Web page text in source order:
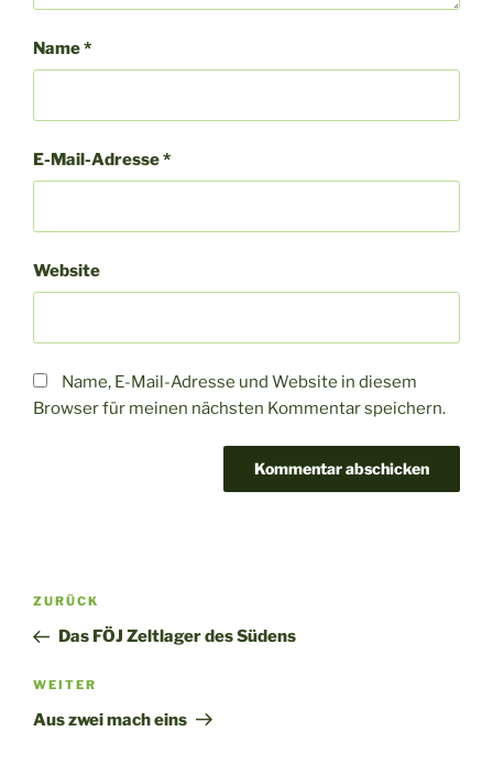
Name*
E-Mail-Adresse*
Website
Name, E-Mail-Adresse und Website in diesem
Browser für meinen nächsten Kommentar speichern.
Beitragsnavigation
Vorheriger
Beitrag
ZURÜCK
Das FÖJ Zeltlager des Südens
Nächster
Beitrag
WEITER
Aus zwei mach eins